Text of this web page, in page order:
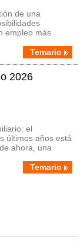
de una
empleo más
Temario
2026
el
últimos años está
ahora, una
Temario